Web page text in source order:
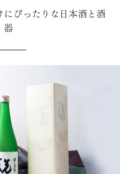
ぴったりな日本酒と酒
器